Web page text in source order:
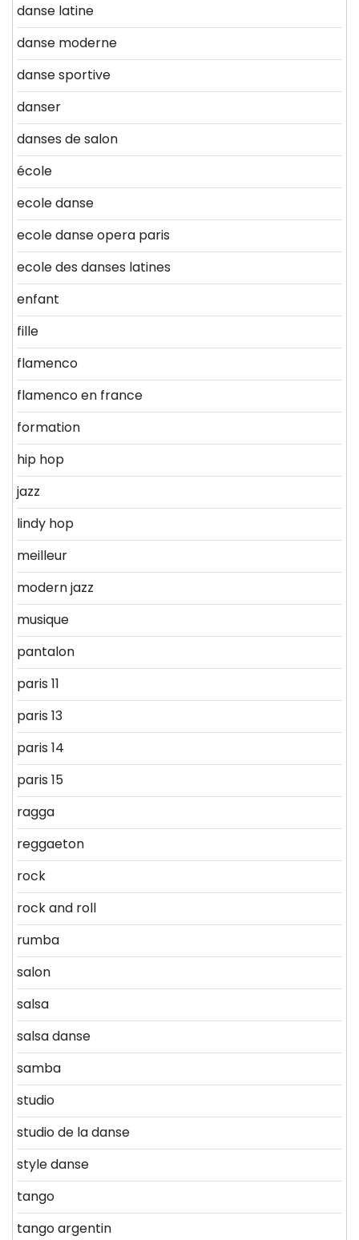
danse latine
danse moderne
danse sportive
danser
danses de salon
école
ecole danse
ecole danse opera paris
ecole des danses latines
enfant
fille
flamenco
flamenco en france
formation
hip hop
jazz
lindy hop
meilleur
modern jazz
musique
pantalon
paris 11
paris 13
paris 14
paris 15
ragga
reggaeton
rock
rock and roll
rumba
salon
salsa
salsa danse
samba
studio
studio de la danse
style danse
tango
tango argentin